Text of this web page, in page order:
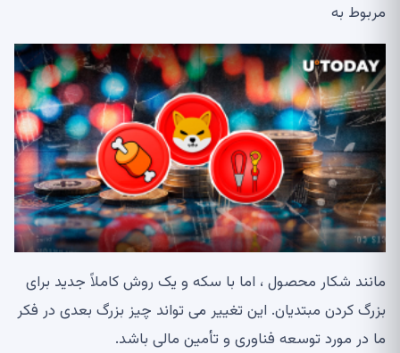
مربوط به
مانند شکار محصول ، اما با سکه و یک روش کاملاً جدید برای
بزرگ کردن مبتدیان. این تغییر می تواند چیز بزرگ بعدی در فکر
ما در مورد توسعه فناوری و تأمین مالی باشد.